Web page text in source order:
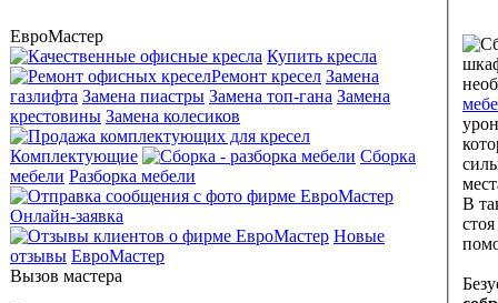
ЕвроМастер
Купить кресла
Ремонт кресел Замена
газлифта Замена пиастры Замена топ-гана Замена
крестовины Замена колесиков
Комплектующие
Сборка
мебели Разборка мебели
Онлайн-заявка
Новые
отзывы ЕвроМастер
Вызов мастера
места
В